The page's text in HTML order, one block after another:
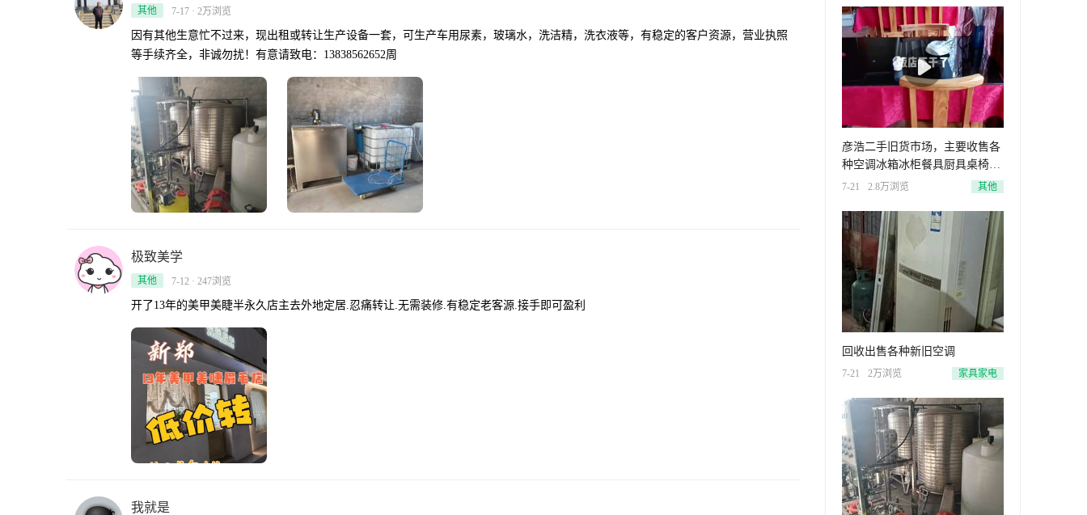
其他 7-17 · 2万浏览
因有其他生意忙不过来，现出租或转让生产设备一套，可生产车用尿素，玻璃水，洗洁精，洗衣液等，有稳定的客户资源，营业执照
等手续齐全，非诚勿扰！有意请致电：13838562652周
极致美学
其他 7-12 · 247浏览
开了13年的美甲美睫半永久店主去外地定居.忍痛转让.无需装修.有稳定老客源.接手即可盈利
我就是
彦浩二手旧货市场，主要收售各
种空调冰箱冰柜餐具厨具桌椅板
凳家
7-21 2.8万浏览 其他
回收出售各种新旧空调
7-21 2万浏览 家具家电